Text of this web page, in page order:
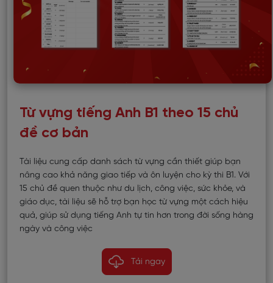
Từ vựng tiếng Anh B1 theo 15 chủ
đề cơ bản
Tài liệu cung cấp danh sách từ vựng cần thiết giúp bạn
nâng cao khả năng giao tiếp và ôn luyện cho kỳ thi B1. Với
15 chủ đề quen thuộc như du lịch, công việc, sức khỏe, và
giáo dục, tài liệu sẽ hỗ trợ bạn học từ vựng một cách hiệu
quả, giúp sử dụng tiếng Anh tự tin hơn trong đời sống hàng
ngày và công việc
Tải ngay